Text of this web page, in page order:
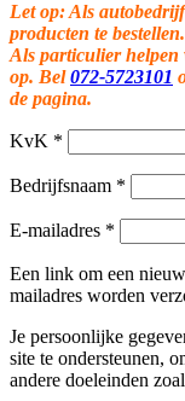
Let op: Als
producten te bestellen.
Als particulier helpen
op. Bel072-5723101
de pagina.
KvK *
Bedrijfsnaam *
E-mailadres *
Een link om een
mailadres worden
Je persoonlijke
site te ondersteunen,
andere doeleinden